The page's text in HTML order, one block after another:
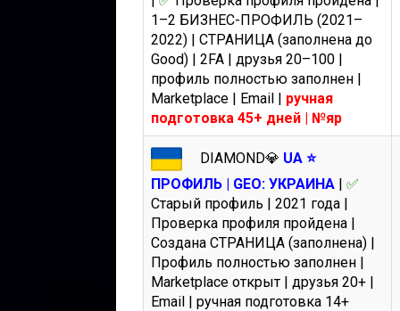
1–2 БИЗНЕС-ПРОФИЛЬ (2021–
2022) | СТРАНИЦА (заполнена до
Good) | 2FA | друзья 20–100 |
профиль полностью заполнен |
Marketplace | Email | ручная
подготовка 45+ дней | №яр
DIAMOND💎 UA ⭐️
ПРОФИЛЬ | GEO: УКРАИНА | ✅
Старый профиль | 2021 года |
Проверка профиля пройдена |
Создана СТРАНИЦА (заполнена) |
Профиль полностью заполнен |
Marketplace открыт | друзья 20+ |
Email | ручная подготовка 14+